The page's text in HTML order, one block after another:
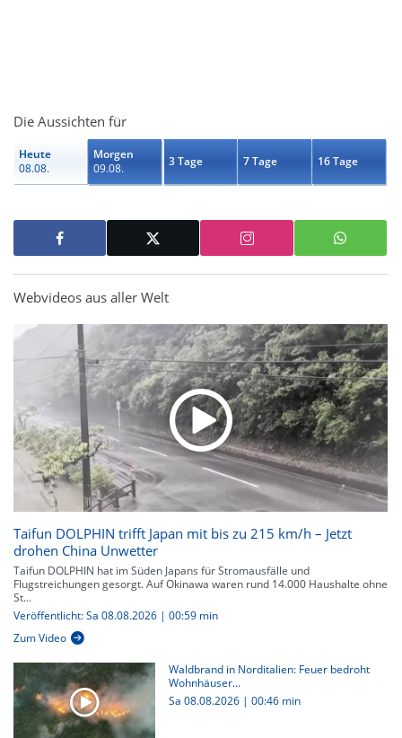
Die Aussichten für
Heute
08.08.
Morgen
09.08.
3 Tage 7 Tage 16 Tage
Webvideos aus aller Welt
Taifun DOLPHIN trifft Japan mit bis zu 215 km/h – Jetzt
drohen China Unwetter
Taifun DOLPHIN hat im Süden Japans für Stromausfälle und
Flugstreichungen gesorgt. Auf Okinawa waren rund 14.000 Haushalte ohne
St...
Veröffentlicht: Sa 08.08.2026 | 00:59 min
Zum Video
Waldbrand in Norditalien: Feuer bedroht
Wohnhäuser...
Sa 08.08.2026 | 00:46 min